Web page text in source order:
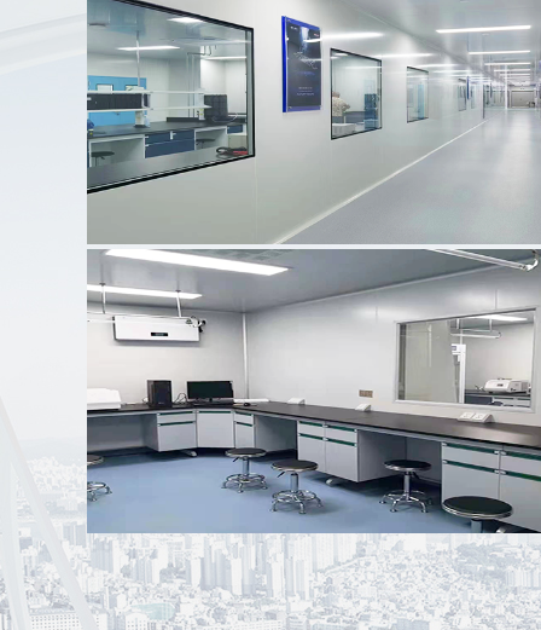
长沙市第三人民医院检验科 案例
案例名称： 盘州市柏果镇卫生院PCR实验室 案例